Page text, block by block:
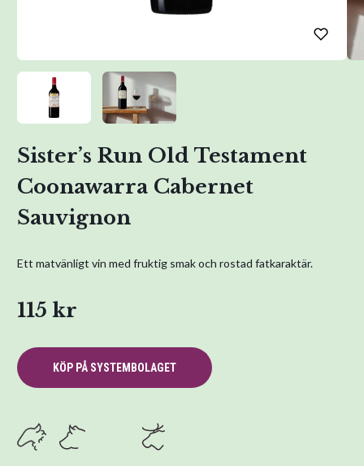
Sister’s Run Old Testament
Coonawarra Cabernet
Sauvignon
Ett matvänligt vin med fruktig smak och rostad fatkaraktär.
115 kr
KÖP PÅ SYSTEMBOLAGET